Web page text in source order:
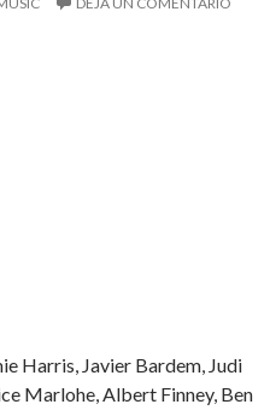
Harris, Javier Bardem, Judi
Marlohe, Albert Finney, Ben